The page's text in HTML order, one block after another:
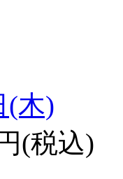
(木)
(税込)